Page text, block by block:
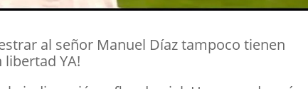
al señor Manuel Díaz tampoco tienen
YA!